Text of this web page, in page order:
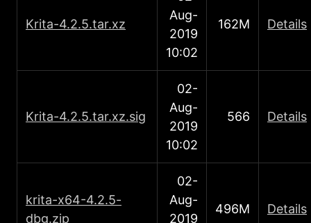
Κrita-4.2.5.tar.xz
Aug-
2019
10:02
162M Details
Κrita-4.2.5.tar.xz.sig
02-
Aug-
2019
10:02
566 Details
krita-x64-4.2.5-
dbg.zip
02-
Aug-
2019
496M Details